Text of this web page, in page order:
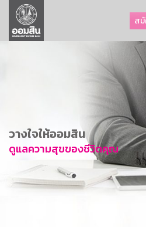
ส
ลูกค้าธุรกิจ
ลูกค้าผู้ประกอบรายย่อย
การพัฒนาที่ยั่งยืน
ข่าวสาร
บริการทางการเงิน
อื่นๆ
วางใจให้ออมสิน
ดูแลความสุขของชีวิตคุณ